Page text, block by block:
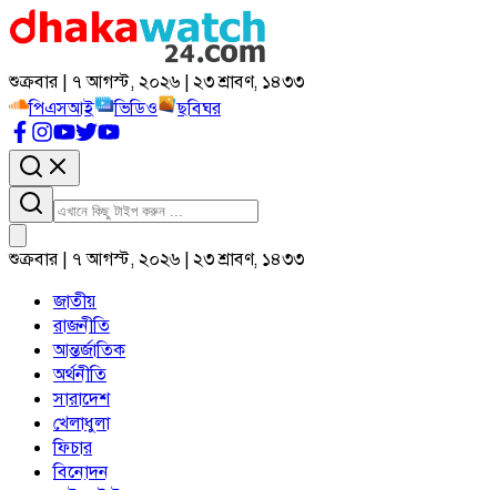
শুক্রবার | ৭ আগস্ট, ২০২৬ | ২৩ শ্রাবণ, ১৪৩৩
পিএসআই
ভিডিও ছবিঘর
শুক্রবার | ৭ আগস্ট, ২০২৬ | ২৩ শ্রাবণ, ১৪৩৩
জাতীয়
রাজনীতি
আন্তর্জাতিক
অর্থনীতি
সারাদেশ
খেলাধুলা
ফিচার
বিনোদন